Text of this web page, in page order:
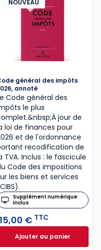
2026, annoté
NOUVEAU
général des impôts
annoté
Code général des
le plus
jour de
loi de finances pour
et de l'ordonnance
recodification de
TVA. Inclus : le fascicule
Code des impositions
les biens et services
Supplément numérique
inclus
€ TTC
Ajouter au panierCode général des